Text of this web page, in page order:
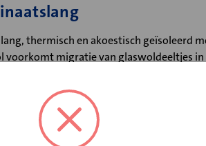
thermisch en akoestisch geïsoleerd
voorkomt migratie van glaswoldeeltjes